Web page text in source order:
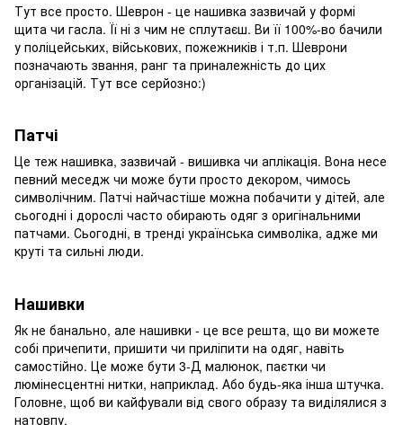
Тут все просто. Шеврон - це нашивка зазвичай у формі
щита чи гасла. Її ні з чим не сплутаєш. Ви її 100%-во бачили
у поліцейських, військових, пожежників і т.п. Шеврони
позначають звання, ранг та приналежність до цих
організацій. Тут все серйозно:)
Патчі
Це теж нашивка, зазвичай - вишивка чи аплікація. Вона несе
певний меседж чи може бути просто декором, чимось
символічним. Патчі найчастіше можна побачити у дітей, але
сьогодні і дорослі часто обирають одяг з оригінальними
патчами. Сьогодні, в тренді українська символіка, адже ми
круті та сильні люди.
Нашивки
Як не банально, але нашивки - це все решта, що ви можете
собі причепити, пришити чи приліпити на одяг, навіть
самостійно. Це може бути 3-Д малюнок, паєтки чи
люмінесцентні нитки, наприклад. Або будь-яка інша штучка.
Головне, щоб ви кайфували від свого образу та виділялися з
натовпу.